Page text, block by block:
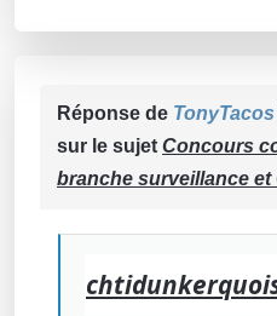
Réponse de TonyTacos
sur le sujet Concours
branche surveillance et